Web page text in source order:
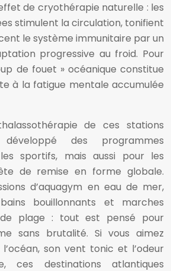
de cryothérapie naturelle : les
stimulent la circulation, tonifient
le système immunitaire par un
progressive au froid. Pour
de fouet » océanique constitue
à la fatigue mentale accumulée
de ces stations
des programmes
sportifs, mais aussi pour les
de remise en forme globale.
d’aquagym en eau de mer,
bouillonnants et marches
plage : tout est pensé pour
sans brutalité. Si vous aimez
son vent tonic et l’odeur
ces destinations atlantiques